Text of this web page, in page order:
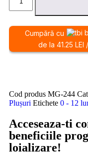
Cumpără cu
de la 41.25 LEI
Cod produs MG-244
Plușuri Etichete 0 - 12
Acceseaza-ti
beneficiile
loializare!